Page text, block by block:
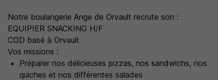
Notre boulangerie Ange de Orvault recrute son :
EQUIPIER SNACKING H/F
CDD basé à Orvault
Vos missions :
Préparer nos délicieuses pizzas, nos sandwichs, nos
quiches et nos différentes salades